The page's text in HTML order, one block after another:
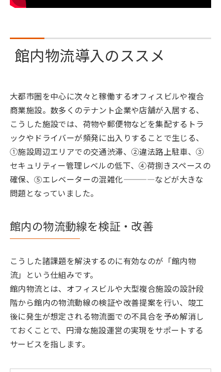
館内物流導入のススメ
大都市圏を中心に次々と稼働するオフィスビルや複合
商業施設。数多くのテナント企業や店舗が入居する、
こうした施設では、荷物や郵便物などを集配するトラ
ックやドライバーが頻発に出入りすることで生じる、
①施設周辺エリアでの交通渋滞、②違法路上駐車、③
セキュリティー管理レベルの低下、④荷捌きスペースの
確保、⑤エレベーターの混雑化————などが大きな
問題となっていました。
館内の物流動線を検証・改善
こうした諸課題を解決するのに有効なのが「館内物
流」という仕組みです。
館内物流とは、オフィスビルや大型複合施設の設計段
階から館内の物流動線の検証や改善提案を行い、竣工
後に発生が想定される物流面での不具合を予め解消し
ておくことで、円滑な施設運営の実現をサポートする
サービスを指します。